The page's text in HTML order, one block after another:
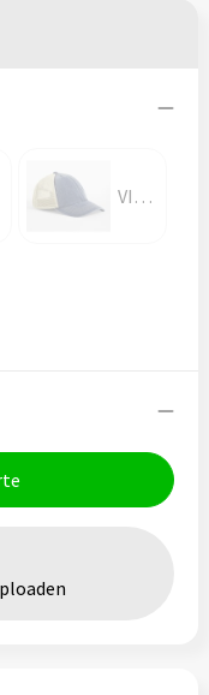
VINTAGE DENIM/STONE